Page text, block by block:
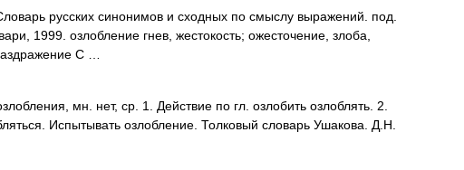
русских синонимов и сходных по смыслу выражений. под.
1999. озлобление гнев, жестокость; ожесточение, злоба,
С …
мн. нет, ср. 1. Действие по гл. озлобить озлоблять. 2.
Испытывать озлобление. Толковый словарь Ушакова. Д.Н.